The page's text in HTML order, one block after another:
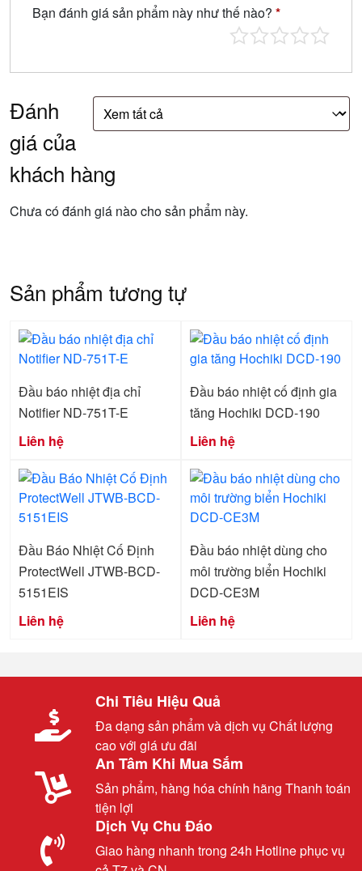
Bạn đánh giá sản phẩm này như thế nào? *
Đánh
giá của
khách hàng
Chưa có đánh giá nào cho sản phẩm này.
Sản phẩm tương tự
Đầu báo nhiệt địa chỉ
Notifier ND-751T-E
Liên hệ
Đầu báo nhiệt cố định gia
tăng Hochiki DCD-190
Liên hệ
Đầu Báo Nhiệt Cố Định
ProtectWell JTWB-BCD-
5151EIS
Liên hệ
Đầu báo nhiệt dùng cho
môi trường biển Hochiki
DCD-CE3M
Liên hệ
Chi Tiêu Hiệu Quả
Đa dạng sản phẩm và dịch vụ Chất lượng
cao với giá ưu đãi
An Tâm Khi Mua Sắm
Sản phẩm, hàng hóa chính hãng Thanh toán
tiện lợi
Dịch Vụ Chu Đáo
Giao hàng nhanh trong 24h Hotline phục vụ